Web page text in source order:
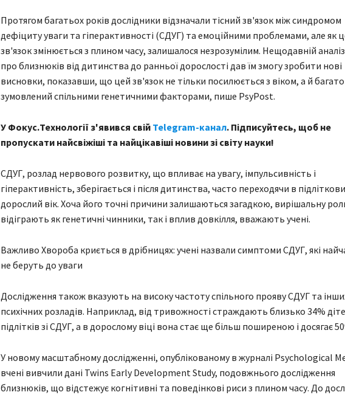
Протягом багатьох років дослідники відзначали тісний зв'язок між синдромом
дефіциту уваги та гіперактивності (СДУГ) та емоційними проблемами, але як
зв'язок змінюється з плином часу, залишалося незрозумілим. Нещодавній
про близнюків від дитинства до ранньої дорослості дав їм змогу зробити нові
висновки, показавши, що цей зв'язок не тільки посилюється з віком, а й
зумовлений спільними генетичними факторами, пише PsyPost.
У Фокус.Технології з'явився свій Telegram-канал. Підписуйтесь, щоб не
пропускати найсвіжіші та найцікавіші новини зі світу науки!
СДУГ, розлад нервового розвитку, що впливає на увагу, імпульсивність і
гіперактивність, зберігається і після дитинства, часто переходячи в
дорослий вік. Хоча його точні причини залишаються загадкою, вирішальну
відіграють як генетичні чинники, так і вплив довкілля, вважають учені.
Важливо Хвороба криється в дрібницях: учені назвали симптоми СДУГ, які
не беруть до уваги
Дослідження також вказують на високу частоту спільного прояву СДУГ та
психічних розладів. Наприклад, від тривожності страждають близько 34%
підлітків зі СДУГ, а в дорослому віці вона стає ще більш поширеною і досягає
У новому масштабному дослідженні, опублікованому в журналі Psychological
вчені вивчили дані Twins Early Development Study, подовжнього дослідження
близнюків, що відстежує когнітивні та поведінкові риси з плином часу. До